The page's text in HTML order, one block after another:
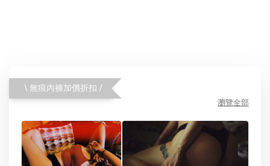
\ 無痕內褲加價折扣 /
瀏覽全部